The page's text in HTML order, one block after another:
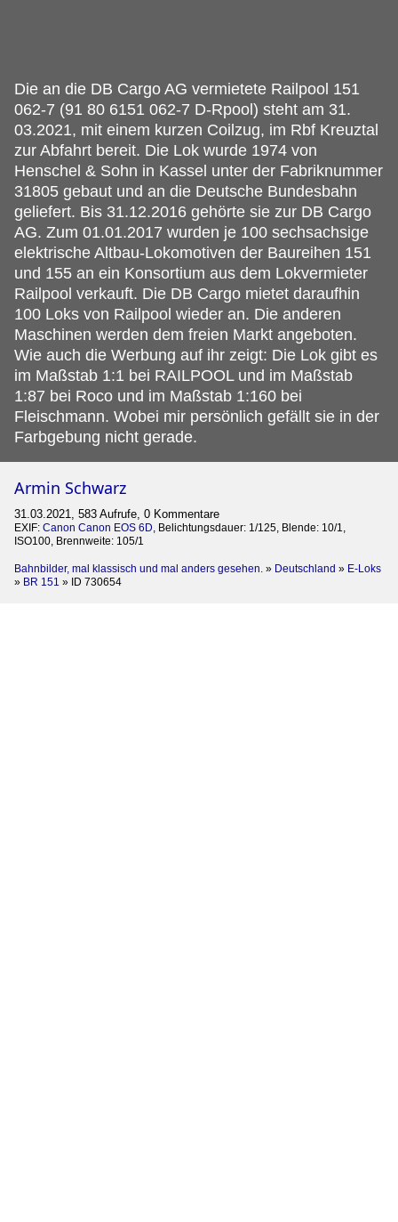
Die an die DB Cargo AG vermietete Railpool 151
062-7 (91 80 6151 062-7 D-Rpool) steht am 31.
03.2021, mit einem kurzen Coilzug, im Rbf Kreuztal
zur Abfahrt bereit. Die Lok wurde 1974 von
Henschel & Sohn in Kassel unter der Fabriknummer
31805 gebaut und an die Deutsche Bundesbahn
geliefert. Bis 31.12.2016 gehörte sie zur DB Cargo
AG. Zum 01.01.2017 wurden je 100 sechsachsige
elektrische Altbau-Lokomotiven der Baureihen 151
und 155 an ein Konsortium aus dem Lokvermieter
Railpool verkauft. Die DB Cargo mietet daraufhin
100 Loks von Railpool wieder an. Die anderen
Maschinen werden dem freien Markt angeboten.
Wie auch die Werbung auf ihr zeigt: Die Lok gibt es
im Maßstab 1:1 bei RAILPOOL und im Maßstab
1:87 bei Roco und im Maßstab 1:160 bei
Fleischmann. Wobei mir persönlich gefällt sie in der
Farbgebung nicht gerade.
Armin Schwarz
31.03.2021, 583 Aufrufe, 0 Kommentare
EXIF: Canon Canon EOS 6D, Belichtungsdauer: 1/125, Blende: 10/1,
ISO100, Brennweite: 105/1
Bahnbilder, mal klassisch und mal anders gesehen. » Deutschland » E-Loks
» BR 151 » ID 730654